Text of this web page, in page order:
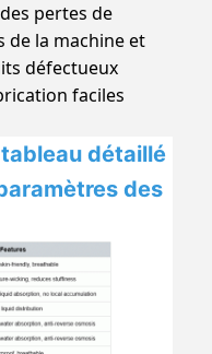
pertes de
de la machine et
défectueux
faciles
détaillé
des